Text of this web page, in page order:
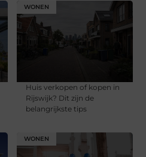
WONEN
Huis verkopen of kopen in
Rijswijk? Dit zijn de
belangrijkste tips
WONEN